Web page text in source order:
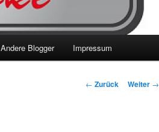
Andere Blogger Impressum
Beitrags-
← Zurück Weiter →